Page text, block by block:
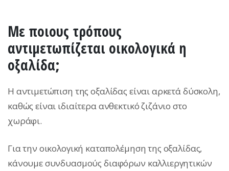
Με ποιους τρόπους
αντιμετωπίζεται οικολογικά η
οξαλίδα;
Η αντιμετώπιση της οξαλίδας είναι αρκετά δύσκολη,
καθώς είναι ιδιαίτερα ανθεκτικό ζιζάνιο στο
χωράφι.
Για την οικολογική καταπολέμηση της οξαλίδας,
κάνουμε συνδυασμούς διαφόρων καλλιεργητικών